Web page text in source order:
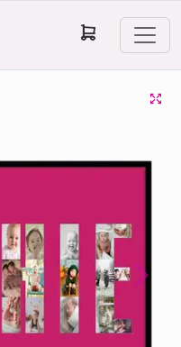
Next